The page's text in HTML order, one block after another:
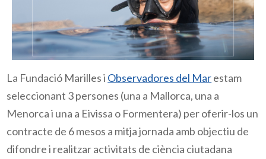
La Fundació Marilles i Observadores del Marestam
seleccionant 3 persones (una a Mallorca, una a
Menorca i una a Eivissa o Formentera) per oferir-los un
contracte de 6 mesos a mitja jornada amb objectiu de
difondre i realitzar activitats de ciència ciutadana